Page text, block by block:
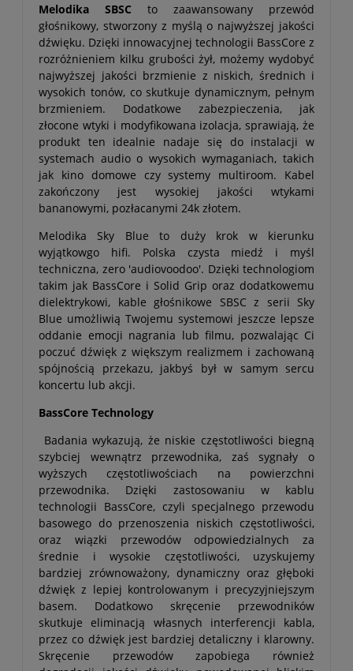
Melodika SBSC to zaawansowany przewód
głośnikowy, stworzony z myślą o najwyższej jakości
dźwięku. Dzięki innowacyjnej technologii BassCore z
rozróżnieniem kilku grubości żył, możemy wydobyć
najwyższej jakości brzmienie z niskich, średnich i
wysokich tonów, co skutkuje dynamicznym, pełnym
brzmieniem. Dodatkowe zabezpieczenia, jak
złocone wtyki i modyfikowana izolacja, sprawiają, że
produkt ten idealnie nadaje się do instalacji w
systemach audio o wysokich wymaganiach, takich
jak kino domowe czy systemy multiroom. Kabel
zakończony jest wysokiej jakości wtykami
bananowymi, pozłacanymi 24k złotem.
Melodika Sky Blue to duży krok w kierunku
wyjątkowgo hifi. Polska czysta miedź i myśl
techniczna, zero 'audiovoodoo'. Dzięki technologiom
takim jak BassCore i Solid Grip oraz dodatkowemu
dielektrykowi, kable głośnikowe SBSC z serii Sky
Blue umożliwią Twojemu systemowi jeszcze lepsze
oddanie emocji nagrania lub filmu, pozwalając Ci
poczuć dźwięk z większym realizmem i zachowaną
spójnością przekazu, jakbyś był w samym sercu
koncertu lub akcji.
BassCore Technology
Badania wykazują, że niskie częstotliwości biegną
szybciej wewnątrz przewodnika, zaś sygnały o
wyższych częstotliwościach na powierzchni
przewodnika. Dzięki zastosowaniu w kablu
technologii BassCore, czyli specjalnego przewodu
basowego do przenoszenia niskich częstotliwości,
oraz wiązki przewodów odpowiedzialnych za
średnie i wysokie częstotliwości, uzyskujemy
bardziej zrównoważony, dynamiczny oraz głęboki
dźwięk z lepiej kontrolowanym i precyzyjniejszym
basem. Dodatkowo skręcenie przewodników
skutkuje eliminacją własnych interferencji kabla,
przez co dźwięk jest bardziej detaliczny i klarowny.
Skręcenie przewodów zapobiega również